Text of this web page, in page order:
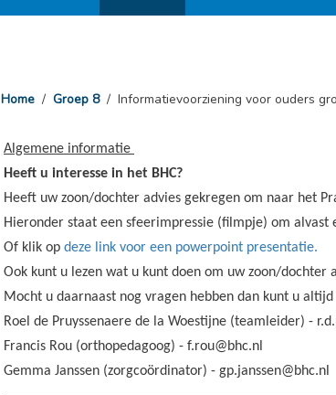
Home / Groep 8 / Informatievoorziening voor ouders
Algemene informatie
Heeft u interesse in het BHC?
Heeft uw zoon/dochter advies gekregen om naar het
Hieronder staat een sfeerimpressie (filmpje) om alvast
Of klik op deze link voor een powerpoint presentatie.
Ook kunt u lezen wat u kunt doen om uw zoon/
Mocht u daarnaast nog vragen hebben dan kunt u
Roel de Pruyssenaere de la Woestijne (teamleider) -
Francis Rou (orthopedagoog) - f.rou@bhc.nl
Gemma Janssen (zorgcoördinator) - gp.janssen@bhc.nl